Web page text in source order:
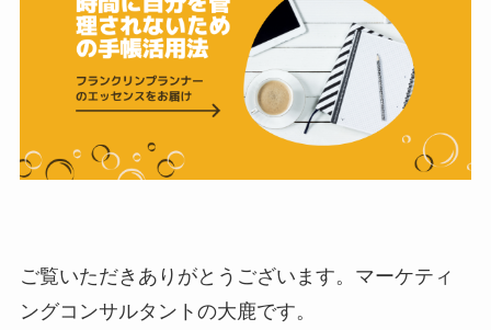
ご覧いただきありがとうございます。マーケティ
ングコンサルタントの大鹿です。